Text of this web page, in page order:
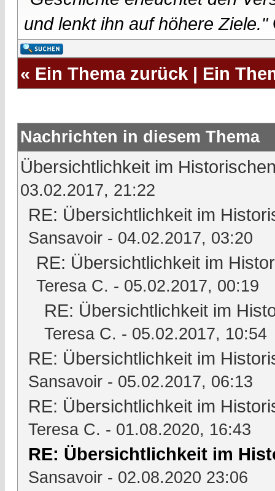
und lenkt ihn auf höhere Ziele."
« Ein Thema zurück | Ein
Nachrichten in diesem Thema
Übersichtlichkeit im
03.02.2017, 21:22
RE: Übersichtlichkeit im
Sansavoir - 04.02.2017, 03:20
RE: Übersichtlichkeit im
Teresa C. - 05.02.2017, 00:19
RE: Übersichtlichkeit im
Teresa C. - 05.02.2017, 10:54
RE: Übersichtlichkeit im
Sansavoir - 05.02.2017, 06:13
RE: Übersichtlichkeit im
Teresa C. - 01.08.2020, 16:43
RE: Übersichtlichkeit im
Sansavoir - 02.08.2020 23:06